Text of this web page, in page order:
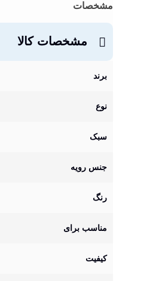
مشخصات
مشخصات کالا
برند
نوع
سبک
جنس رویه
رنگ
مناسب برای
کیفیت